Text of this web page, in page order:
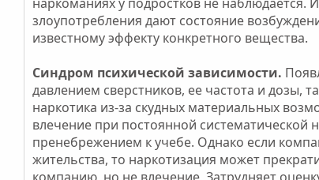
злоупотребления дают состояние
известному эффекту конкретного вещества.
Синдром психической зависимости.
давлением сверстников, ее частота и дозы,
наркотика из-за скудных материальных
влечение при постоянной систематической
пренебрежением к учебе. Однако если
жительства, то наркотизация может